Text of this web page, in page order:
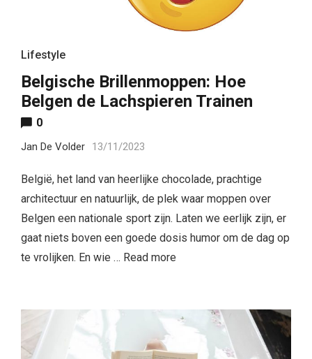
Lifestyle
Belgische Brillenmoppen: Hoe
Belgen de Lachspieren Trainen
0
Jan De Volder 13/11/2023
België, het land van heerlijke chocolade, prachtige
architectuur en natuurlijk, de plek waar moppen over
Belgen een nationale sport zijn. Laten we eerlijk zijn, er
gaat niets boven een goede dosis humor om de dag op
te vrolijken. En wie … Read more